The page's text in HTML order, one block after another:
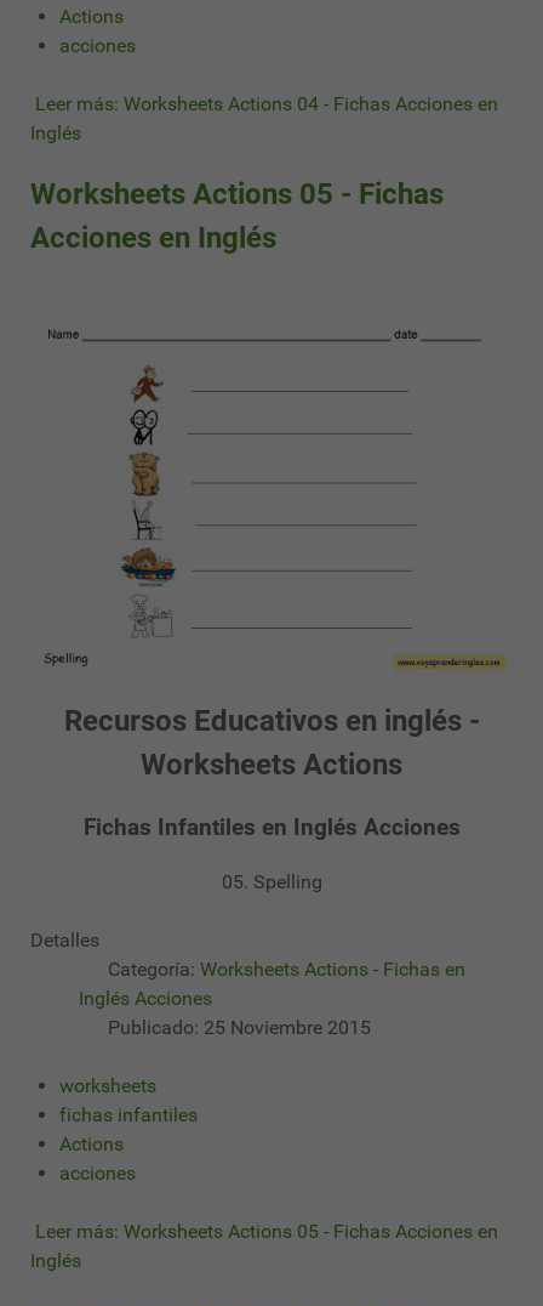
Actions
acciones
Leer más: Worksheets Actions 04 - Fichas Acciones en
Inglés
Worksheets Actions 05 - Fichas
Acciones en Inglés
Recursos Educativos en inglés -
Worksheets Actions
Fichas Infantiles en Inglés Acciones
05. Spelling
Detalles
Categoría: Worksheets Actions - Fichas en
Inglés Acciones
Publicado: 25 Noviembre 2015
worksheets
fichas infantiles
Actions
acciones
Leer más: Worksheets Actions 05 - Fichas Acciones en
Inglés